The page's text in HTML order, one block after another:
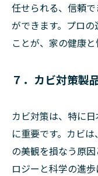
任せられる、信頼
ができます。プロ
ことが、家の健康と
７．カビ対策製
カビ対策は、特に
に重要です。カビ
の美観を損なう原
ロジーと科学の進